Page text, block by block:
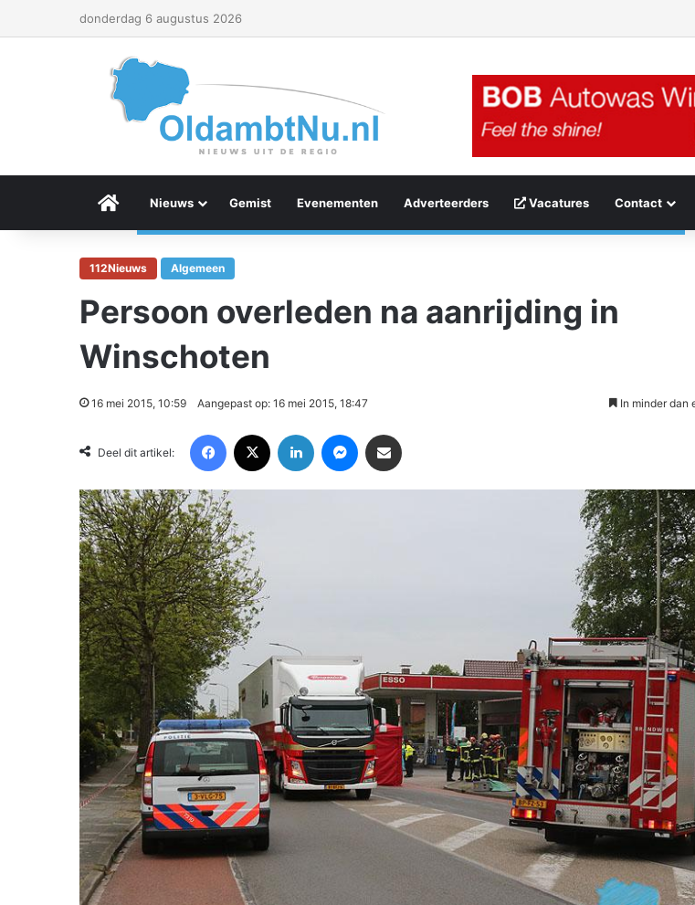
donderdag 6 augustus 2026
Menu Item
Nieuws Gemist Evenementen Adverteerders Vacatures Contact
112Nieuws Algemeen
Persoon overleden na aanrijding in
Winschoten
16 mei 2015, 10:59 Aangepast op: 16 mei 2015, 18:47 In minder dan
Deel dit artikel: